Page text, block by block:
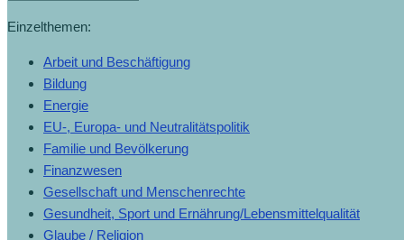
Einzelthemen:
Arbeit und Beschäftigung
Bildung
Energie
EU-, Europa- und Neutralitätspolitik
Familie und Bevölkerung
Finanzwesen
Gesellschaft und Menschenrechte
Gesundheit, Sport und Ernährung/Lebensmittelqualität
Glaube / Religion